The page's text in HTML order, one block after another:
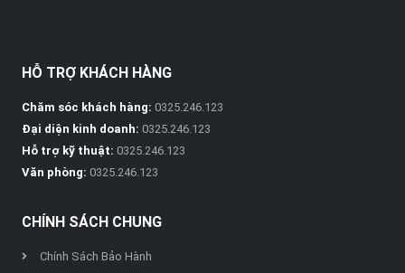
HỖ TRỢ KHÁCH HÀNG
Chăm sóc khách hàng: 0325.246.123
Đại diện kinh doanh: 0325.246.123
Hỗ trợ kỹ thuật: 0325.246.123
Văn phòng: 0325.246.123
CHÍNH SÁCH CHUNG
Chính Sách Bảo Hành